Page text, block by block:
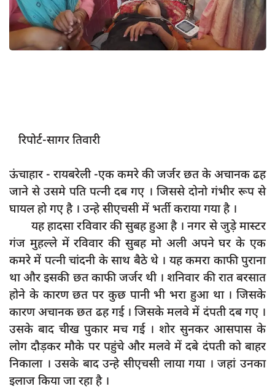
App verify
समस्या
साक्षात्कार
सामाजिक
खेल
latest
प्रशासनिक
दुर्घटना
other
Login
Register
रिपोर्ट-सागर तिवारी
ऊंचाहार - रायबरेली -एक कमरे की जर्जर छत के अचानक ढह
जाने से उसमे पति पत्नी दब गए । जिससे दोनो गंभीर रूप से
घायल हो गए है । उन्हे सीएचसी में भर्ती कराया गया है ।
यह हादसा रविवार की सुबह हुआ है । नगर से जुड़े मास्टर
गंज मुहल्ले में रविवार की सुबह मो अली अपने घर के एक
कमरे में पत्नी चांदनी के साथ बैठे थे । यह कमरा काफी पुराना
था और इसकी छत काफी जर्जर थी । शनिवार की रात बरसात
होने के कारण छत पर कुछ पानी भी भरा हुआ था । जिसके
कारण अचानक छत ढह गई । जिसके मलवे में दंपती दब गए ।
उसके बाद चीख पुकार मच गई । शोर सुनकर आसपास के
लोग दौड़कर मौके पर पहुंचे और मलवे में दबे दंपती को बाहर
निकाला । उसके बाद उन्हे सीएचसी लाया गया । जहां उनका
इलाज किया जा रहा है ।